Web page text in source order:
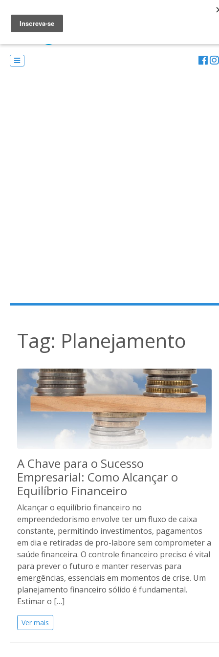
Tag: Planejamento
A Chave para o Sucesso
Empresarial: Como Alcançar o
Equilíbrio Financeiro
Alcançar o equilíbrio financeiro no
empreendedorismo envolve ter um fluxo de caixa
constante, permitindo investimentos, pagamentos
em dia e retiradas de pro-labore sem comprometer a
saúde financeira. O controle financeiro preciso é vital
para prever o futuro e manter reservas para
emergências, essenciais em momentos de crise. Um
planejamento financeiro sólido é fundamental.
Estimar o […]
Ver mais